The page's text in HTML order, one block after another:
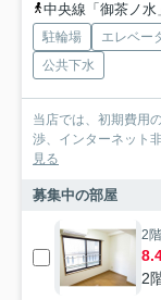
中央線「御茶ノ
駐輪場 エレベー
公共下水
当店では、初期費用
渉、インターネット
見る
募集中の部屋
2階
2